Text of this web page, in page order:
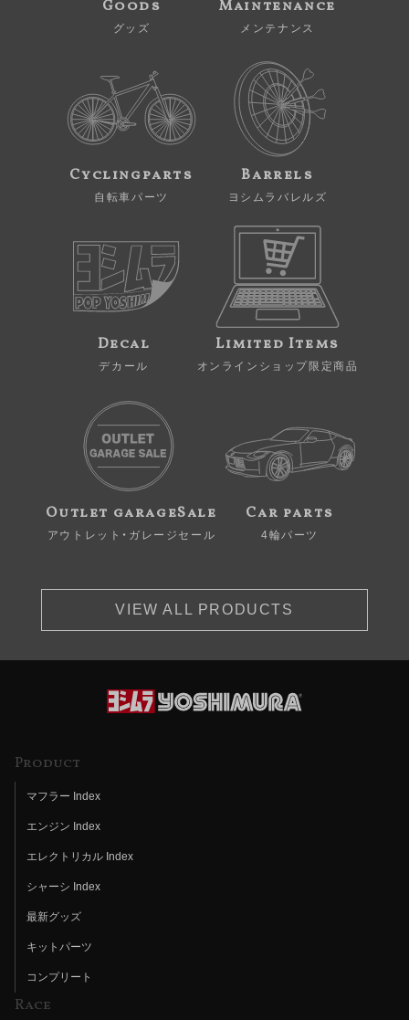
Goods
グッズ
Maintenance
メンテナンス
Cyclingparts
自転車パーツ
Barrels
ヨシムラバレルズ
Decal
デカール
Limited Items
オンラインショップ限定商品
Outlet garageSale
アウトレット・ガレージセール
Car parts
4輪パーツ
VIEW ALL PRODUCTS
Product
マフラー Index
エンジン Index
エレクトリカル Index
シャーシ Index
最新グッズ
キットパーツ
コンプリート
Race